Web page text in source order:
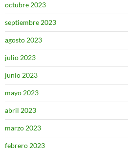
octubre 2023
septiembre 2023
agosto 2023
julio 2023
junio 2023
mayo 2023
abril 2023
marzo 2023
febrero 2023